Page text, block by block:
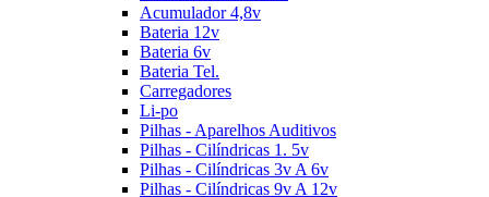
Acumulador 4,8v
Bateria 12v
Bateria 6v
Bateria Tel.
Carregadores
Li-po
Pilhas - Aparelhos Auditivos
Pilhas - Cilíndricas 1. 5v
Pilhas - Cilíndricas 3v A 6v
Pilhas - Cilíndricas 9v A 12v